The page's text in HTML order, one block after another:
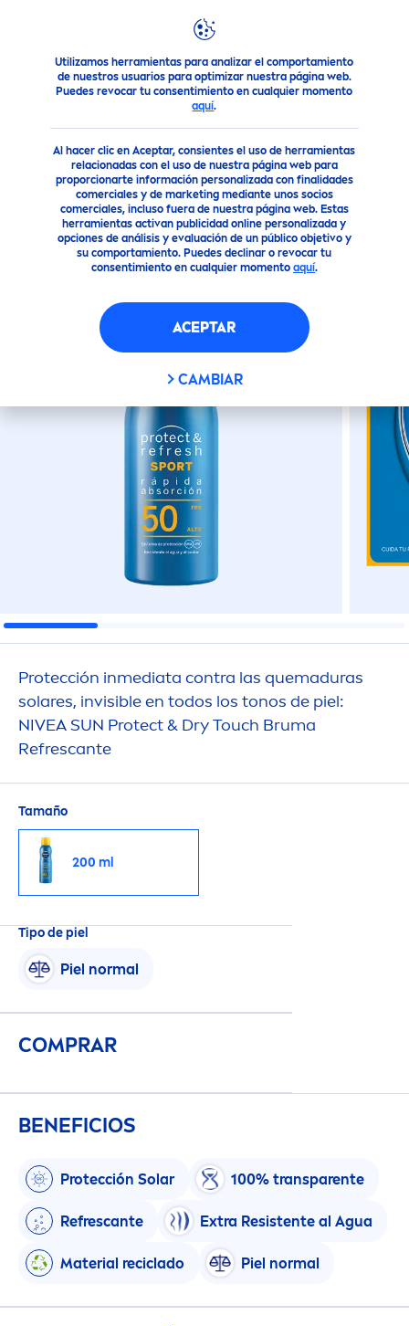
Utilizamos herramientas para analizar el comportamiento
de nuestros usuarios para optimizar nuestra página web.
Puedes revocar tu consentimiento en cualquier momento
aquí.
Al hacer clic en Aceptar, consientes el uso de herramientas
relacionadas con el uso de nuestra página web para
proporcionarte información personalizada con finalidades
comerciales y de marketing mediante unos socios
comerciales, incluso fuera de nuestra página web. Estas
herramientas activan publicidad online personalizada y
opciones de análisis y evaluación de un público objetivo y
su comportamiento. Puedes declinar o revocar tu
consentimiento en cualquier momento aquí.
ACEPTAR
CAMBIAR
Nuestros Productos Solar Disfruta del Sol ¡Nosotros te
(0)
PROTECTOR SOLAR EN SPRAY
(FPS 50) 200 ML
Material
Protección inmediata contra las quemaduras
solares, invisible en todos los tonos de piel:
NIVEASUN Protect& Dry Touch Bruma
Refrescante
Tamaño
200 ml
Tipo de piel
Piel normal
COMPRAR
BENEFICIOS
Protección Solar 100% transparente
Refrescante Extra Resistente al Agua
Material reciclado Piel normal